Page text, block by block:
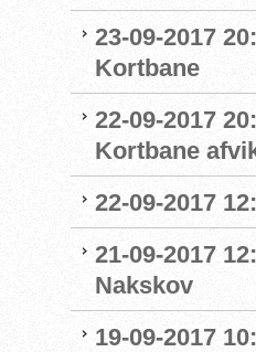
23-09-2017
Kortbane
22-09-2017
Kortbane
22-09-2017
21-09-2017
Nakskov
19-09-2017